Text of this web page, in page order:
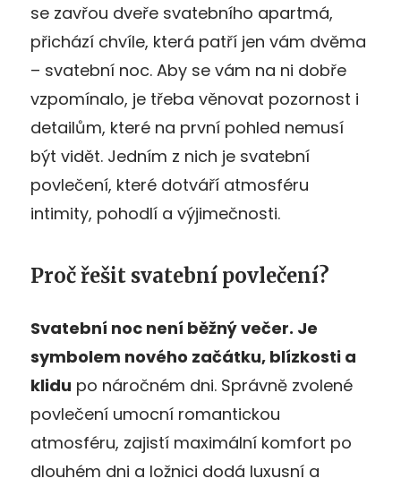
se zavřou dveře svatebního apartmá,
přichází chvíle, která patří jen vám dvěma
– svatební noc. Aby se vám na ni dobře
vzpomínalo, je třeba věnovat pozornost i
detailům, které na první pohled nemusí
být vidět. Jedním z nich je svatební
povlečení, které dotváří atmosféru
intimity, pohodlí a výjimečnosti.
Proč řešit svatební povlečení?
Svatební noc není běžný večer. Je
symbolem nového začátku, blízkosti a
klidu po náročném dni. Správně zvolené
povlečení umocní romantickou
atmosféru, zajistí maximální komfort po
dlouhém dni a ložnici dodá luxusní a